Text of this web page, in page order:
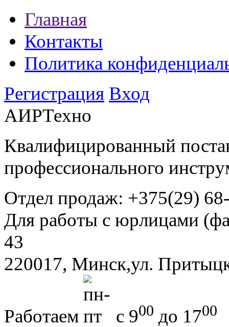
Главная
Контакты
Политика
Регистрация Вход
АИРТехно
Квалифицированный
профессионального
Отдел продаж: +375(29)
Для работы с юрлицами
43
220017, Минск,ул.
Работаем с 900 до 1700